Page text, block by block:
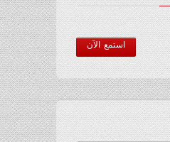
استمع الآن